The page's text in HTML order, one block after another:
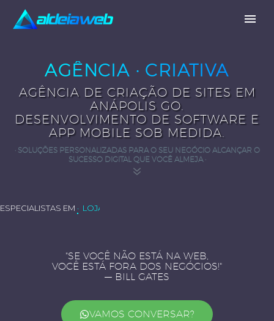
AGÊNCIA · CRIATIVA
AGÊNCIA DE CRIAÇÃO DE SITES EM
ANÁPOLIS GO.
DESENVOLVIMENTO DE SOFTWARE E
APP MOBILE SOB MEDIDA.
· SOLUÇÕES PERSONALIZADAS PARA O SEU NEGÓCIO ALCANÇAR O
SUCESSO DIGITAL QUE VOCÊ ALMEJA ·
ESPECIALISTAS EM · CRIAÇÃO DE APP MOBILE
"SE VOCÊ NÃO ESTÁ NA WEB,
VOCÊ ESTÁ FORA DOS NEGÓCIOS!"
— BILL GATES
VAMOS CONVERSAR?